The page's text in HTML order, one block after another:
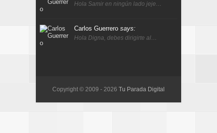
Hola Samir en ningún lado jeje…
Carlos Guerrero says:
Hola Digna, debes dirigirte al…
Copyright © 2009 - 2026 Tu Parada Digital